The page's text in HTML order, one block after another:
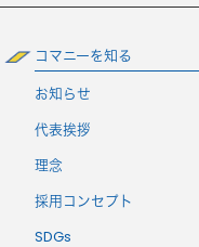
コマニーを知る
お知らせ
代表挨拶
理念
採用コンセプト
SDGs